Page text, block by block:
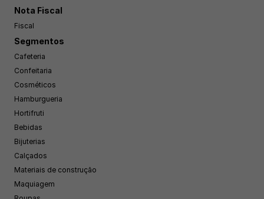
Nota Fiscal
Fiscal
Segmentos
Cafeteria
Confeitaria
Cosméticos
Hamburgueria
Hortifruti
Bebidas
Bijuterias
Calçados
Materiais de construção
Maquiagem